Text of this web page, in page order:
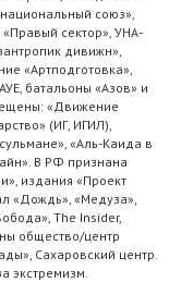
союз»,
сектор», УНА-
дивижн»,
«Артподготовка»,
батальоны «Азов» и
«Движение
(ИГ, ИГИЛ),
«Аль-Каида в
В РФ признана
издания «Проект
«Дождь», «Медуза»,
The Insider,
общество/центр
Сахаровский центр.
экстремизм.